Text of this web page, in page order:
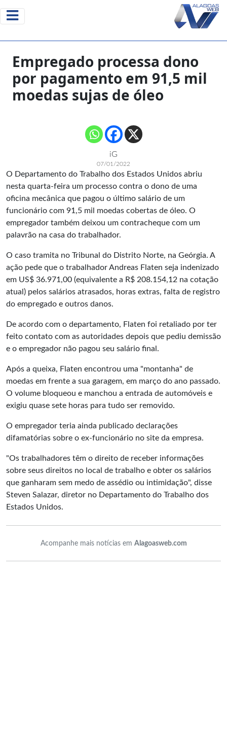
Empregado processa dono
por pagamento em 91,5 mil
moedas sujas de óleo
iG
07/01/2022
O Departamento do Trabalho dos Estados Unidos abriu
nesta quarta-feira um processo contra o dono de uma
oficina mecânica que pagou o último salário de um
funcionário com 91,5 mil moedas cobertas de óleo. O
empregador também deixou um contracheque com um
palavrão na casa do trabalhador.
O caso tramita no Tribunal do Distrito Norte, na Geórgia. A
ação pede que o trabalhador Andreas Flaten seja indenizado
em US$ 36.971,00 (equivalente a R$ 208.154,12 na cotação
atual) pelos salários atrasados, horas extras, falta de registro
do empregado e outros danos.
De acordo com o departamento, Flaten foi retaliado por ter
feito contato com as autoridades depois que pediu demissão
e o empregador não pagou seu salário final.
Após a queixa, Flaten encontrou uma "montanha" de
moedas em frente a sua garagem, em março do ano passado.
O volume bloqueou e manchou a entrada de automóveis e
exigiu quase sete horas para tudo ser removido.
O empregador teria ainda publicado declarações
difamatórias sobre o ex-funcionário no site da empresa.
"Os trabalhadores têm o direito de receber informações
sobre seus direitos no local de trabalho e obter os salários
que ganharam sem medo de assédio ou intimidação", disse
Steven Salazar, diretor no Departamento do Trabalho dos
Estados Unidos.
Acompanhe mais notícias em Alagoasweb.com